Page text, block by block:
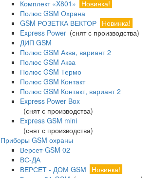
Комплект «X801»
Новинка!
Полюс GSM Охрана
GSM РОЗЕТКА ВЕКТОР Новинка!
Express Power (снят с производства)
ДИП GSM
Полюс GSM Аква, вариант 2
Полюс GSM Аква
Полюс GSM Термо
Полюс GSM Контакт
Полюс GSM Контакт, вариант 2
Express Power Box
(снят с производства)
Express GSM mini
(снят с производства)
Приборы GSM охраны
Версет-GSM 02
ВС-ДА
ВЕРСЕТ - ДОМ GSM
Новинка!